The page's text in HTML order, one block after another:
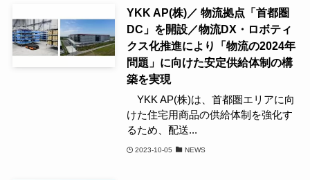
YKK AP(株)／ 物流拠点「首都圏
DC」を開設／物流DX・ロボティ
クス化推進により「物流の2024年
問題」に向けた安定供給体制の構
築を実現
YKK AP(株)は、首都圏エリアに向
けた住宅用商品の供給体制を強化す
るため、配送...
2023-10-05 NEWS